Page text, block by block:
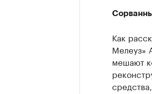
Как
Мелеуз»
мешают